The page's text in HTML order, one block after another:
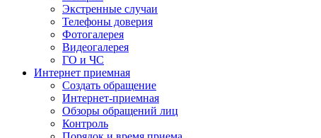
Экстренные случаи
Телефоны доверия
Фотогалерея
Видеогалерея
ГО и ЧС
Интернет приемная
Создать обращение
Интернет-приемная
Обзоры обращений лиц
Контроль